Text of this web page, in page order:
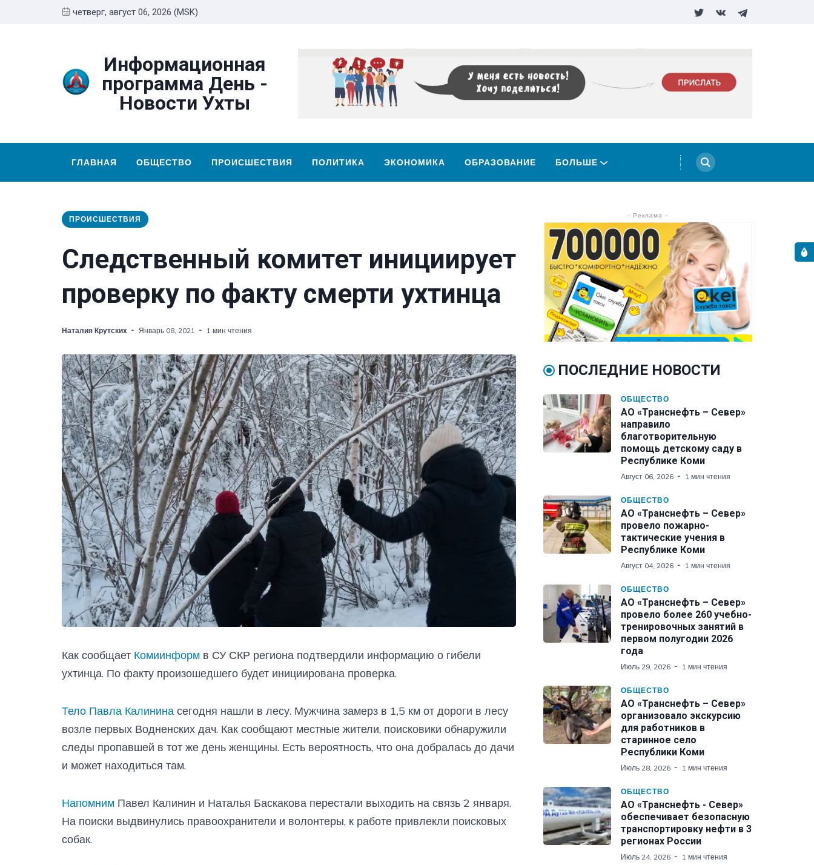
четверг, август 06, 2026 (MSK)
Информационная
программа День -
Новости Ухты
ГЛАВНАЯ ОБЩЕСТВО ПРОИСШЕСТВИЯ ПОЛИТИКА ЭКОНОМИКА ОБРАЗОВАНИЕ БОЛЬШЕ
ПРОИСШЕСТВИЯ
Следственный комитет инициирует
проверку по факту смерти ухтинца
Наталия Крутских Январь 08, 2021 1 мин чтения
Как сообщает Комиинформ в СУ СКР региона подтвердили информацию о гибели
ухтинца. По факту произошедшего будет инициирована проверка.
Тело Павла Калинина сегодня нашли в лесу. Мужчина замерз в 1,5 км от дороги в лесу
возле первых Водненских дач. Как сообщают местные жители, поисковики обнаружили
следы пропавшей в тот же день женщины. Есть вероятность, что она добралась до дачи
и может находиться там.
Напомним Павел Калинин и Наталья Баскакова перестали выходить на связь 2 января.
На поиски выдвинулись правоохранители и волонтеры, к работе привлекли поисковых
собак.
- Реклама -
ПОСЛЕДНИЕ НОВОСТИ
ОБЩЕСТВО
АО «Транснефть – Север»
направило
благотворительную
помощь детскому саду в
Республике Коми
Август 06, 2026 1 мин чтения
ОБЩЕСТВО
АО «Транснефть – Север»
провело пожарно-
тактические учения в
Республике Коми
Август 04, 2026 1 мин чтения
ОБЩЕСТВО
АО «Транснефть – Север»
провело более 260 учебно-
тренировочных занятий в
первом полугодии 2026
года
Июль 29, 2026 1 мин чтения
ОБЩЕСТВО
АО «Транснефть – Север»
организовало экскурсию
для работников в
старинное село
Республики Коми
Июль 28, 2026 1 мин чтения
ОБЩЕСТВО
АО «Транснефть - Север»
обеспечивает безопасную
транспортировку нефти в 3
регионах России
Июль 24, 2026 1 мин чтения